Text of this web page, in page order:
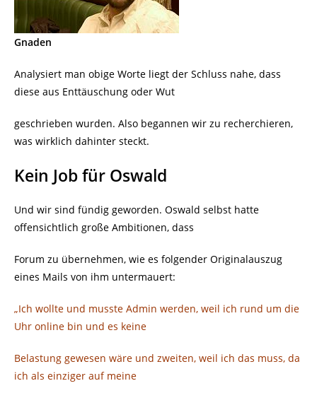
Gnaden
Analysiert man obige Worte liegt der Schluss nahe, dass
diese aus Enttäuschung oder Wut
geschrieben wurden. Also begannen wir zu recherchieren,
was wirklich dahinter steckt.
Kein Job für Oswald
Und wir sind fündig geworden. Oswald selbst hatte
offensichtlich große Ambitionen, dass
Forum zu übernehmen, wie es folgender Originalauszug
eines Mails von ihm untermauert:
„Ich wollte und musste Admin werden, weil ich rund um die
Uhr online bin und es keine
Belastung gewesen wäre und zweiten, weil ich das muss, da
ich als einziger auf meine